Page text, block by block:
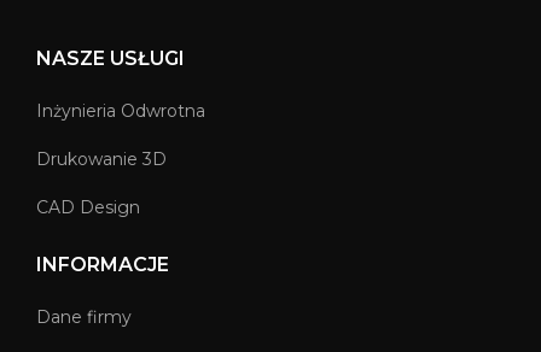
NASZE USŁUGI
Inżynieria Odwrotna
Drukowanie 3D
CAD Design
INFORMACJE
Dane firmy